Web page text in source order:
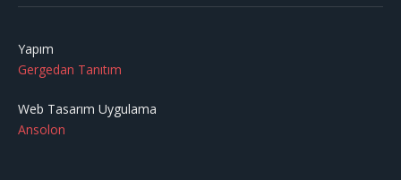
Yapım
Gergedan Tanıtım
Web Tasarım Uygulama
Ansolon